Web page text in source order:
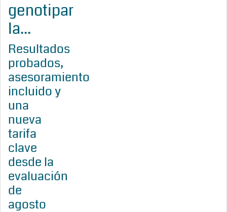
genotipar
la...
Resultados
probados,
asesoramiento
incluido y
una
nueva
tarifa
clave
desde la
evaluación
de
agosto